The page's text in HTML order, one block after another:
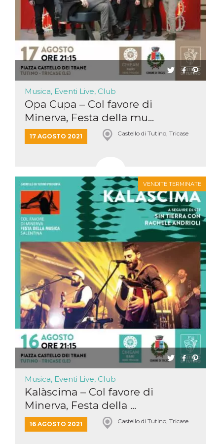
Musica, Eventi Live, Club
Opa Cupa – Col favore di
Minerva, Festa della mu...
17 AGOSTO 2021 Castello di Tutino, Tricase
VENDITE TERMINATE
Musica, Eventi Live, Club
Kalàscima – Col favore di
Minerva, Festa della ...
16 AGOSTO 2021 Castello di Tutino, Tricase